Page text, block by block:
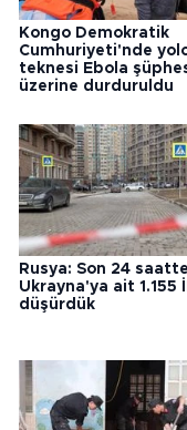
Kongo Demokratik
Cumhuriyeti'nde
teknesi Ebola
üzerine durduruldu
Rusya: Son 24 saatte
Ukrayna'ya ait 1.155
düşürdük